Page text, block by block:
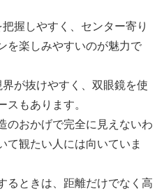
握しやすく、センター寄り
を楽しみやすいのが魅力で
が抜けやすく、双眼鏡を使
スもあります。
のおかげで完全に見えないわ
て観たい人には向いていま
るときは、距離だけでなく高